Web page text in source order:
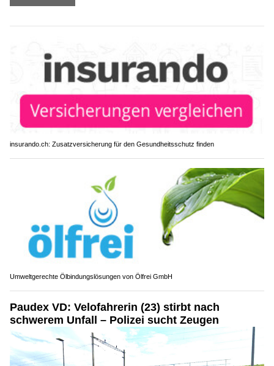
insurando.ch: Zusatzversicherung für den Gesundheitsschutz finden
Umweltgerechte Ölbindungslösungen von Ölfrei GmbH
Paudex VD: Velofahrerin (23) stirbt nach
schwerem Unfall – Polizei sucht Zeugen